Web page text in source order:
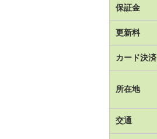
保証金
更新料
カード決済
所在地
交通